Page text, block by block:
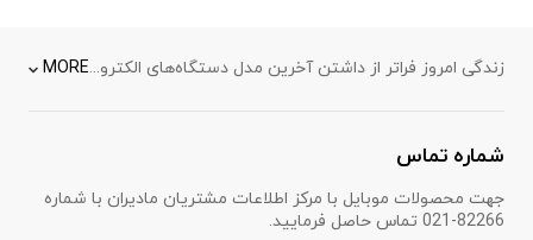
زندگی امروز فراتر از داشتن آخرین مدل دستگاه‌های الکترونیکی است، زندگی تجربه‌ای‌ است از لمس فناوری‌ها در زمینه‌های گوناگون، از تجربه کار باMORE
شماره تماس
جهت محصولات موبایل با مرکز اطلاعات مشتریان مادیران با شماره
82266-021 تماس حاصل فرمایید.